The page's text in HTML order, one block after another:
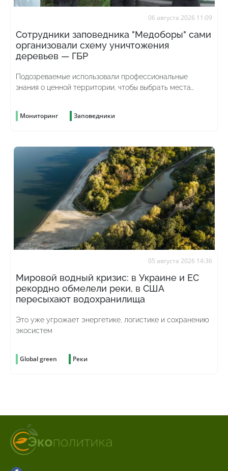
06 августа 2026 11:09
Сотрудники заповедника "Медоборы" сами
организовали схему уничтожения
деревьев — ГБР
Подозреваемые использовали профессиональные
знания о ценной территории, чтобы выбрать места
Мониторинг Заповедники
05 августа 2026 14:36
Мировой водный кризис: в Украине и ЕС
рекордно обмелели реки, в США
пересыхают водохранилища
Это уже угрожает энергетике, логистике и сохранению
экосистем
Global green Реки